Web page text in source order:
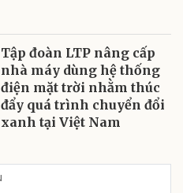
Tập đoàn LTP nâng cấp
nhà máy dùng hệ thống
điện mặt trời nhằm thúc
đẩy quá trình chuyển đổi
xanh tại Việt Nam